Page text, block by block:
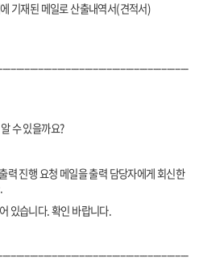
기재된 메일로 산출내역서(견적서)
수 있을까요?
력 진행 요청 메일을 출력 담당자에게 회신한
있습니다. 확인 바랍니다.